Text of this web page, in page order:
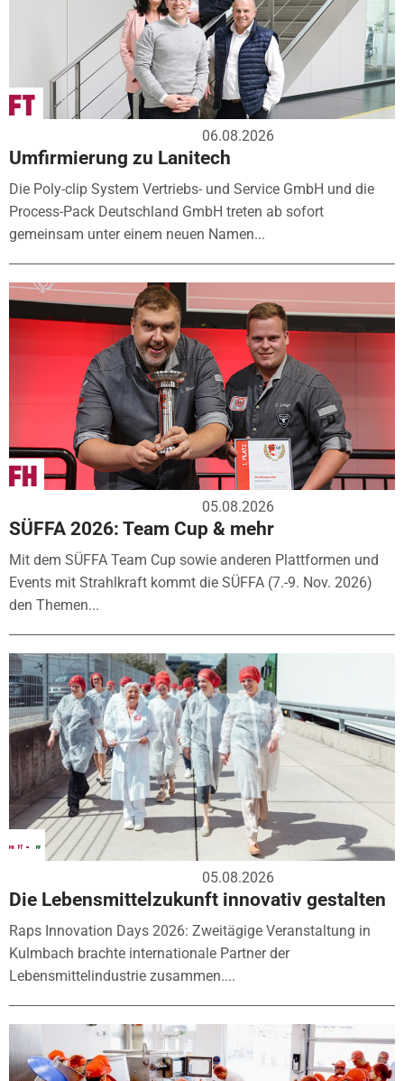
06.08.2026
Umfirmierung zu Lanitech
Die Poly-clip System Vertriebs- und Service GmbH und die
Process-Pack Deutschland GmbH treten ab sofort
gemeinsam unter einem neuen Namen...
05.08.2026
SÜFFA 2026: Team Cup & mehr
Mit dem SÜFFA Team Cup sowie anderen Plattformen und
Events mit Strahlkraft kommt die SÜFFA (7.-9. Nov. 2026)
den Themen...
05.08.2026
Die Lebensmittelzukunft innovativ gestalten
Raps Innovation Days 2026: Zweitägige Veranstaltung in
Kulmbach brachte internationale Partner der
Lebensmittelindustrie zusammen....